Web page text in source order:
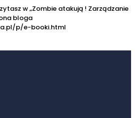
w „Zombie atakują ! Zarządzanie
bloga
p/e-booki.html